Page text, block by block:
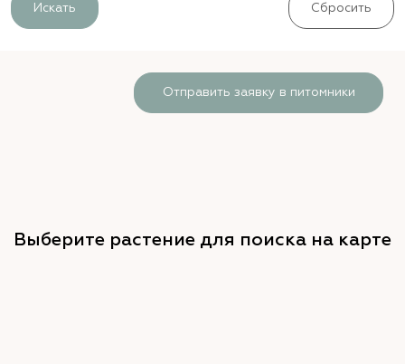
Искать Сбросить
Отправить заявку в питомники
Выберите растение для поиска на карте